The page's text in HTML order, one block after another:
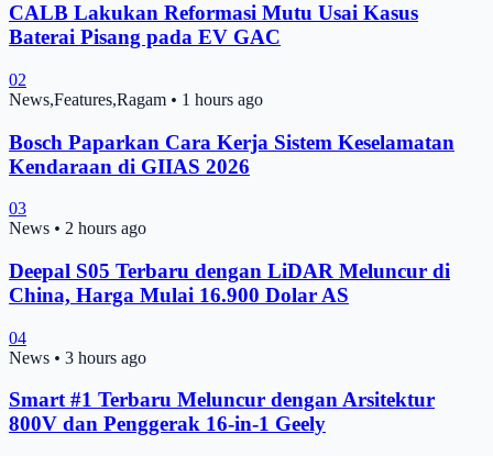
CALB Lakukan Reformasi Mutu Usai Kasus
Baterai Pisang pada EV GAC
02
News,Features,Ragam • 1 hours ago
Bosch Paparkan Cara Kerja Sistem Keselamatan
Kendaraan di GIIAS 2026
03
News • 2 hours ago
Deepal S05 Terbaru dengan LiDAR Meluncur di
China, Harga Mulai 16.900 Dolar AS
04
News • 3 hours ago
Smart #1 Terbaru Meluncur dengan Arsitektur
800V dan Penggerak 16-in-1 Geely